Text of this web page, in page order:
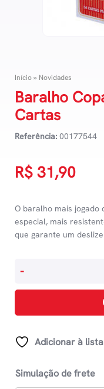
Início» Novidades
Baralho
Cartas
Referência: 00177544
R$ 31,90
O baralho mais jogado
especial, mais
que garante um
139
54
quantidade
-
Adicionar à
Simulação de frete